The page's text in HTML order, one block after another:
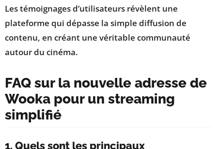
Les témoignages d’utilisateurs révèlent une
plateforme qui dépasse la simple diffusion de
contenu, en créant une véritable communauté
autour du cinéma.
FAQ sur la nouvelle adresse de
Wooka pour un streaming
simplifié
1. Quels sont les principaux